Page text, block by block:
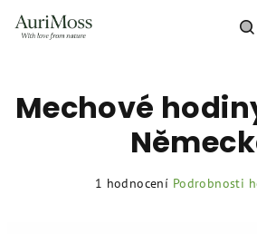
Mechové
Průměrné
1 hodnocení Podrobnosti